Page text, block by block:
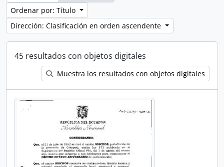
Ordenar por: Título
Dirección: Clasificación en orden ascendente
45 resultados con objetos digitales
Muestra los resultados con objetos digitales